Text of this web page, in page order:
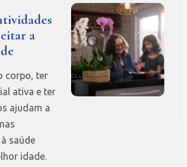
a
corpo, ter
ativa e ter
ajudam a
saúde
idade.